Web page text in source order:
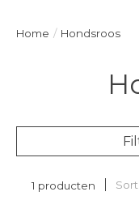
Home / Hondsroos
1 producten